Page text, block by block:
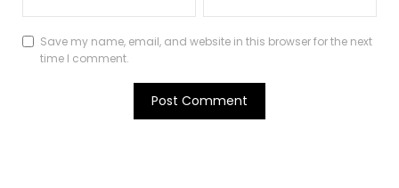
Save my name, email, and website in this browser for the next
time I comment.